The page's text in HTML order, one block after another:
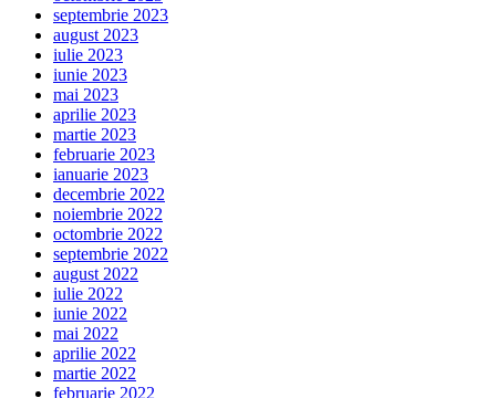
septembrie 2023
august 2023
iulie 2023
iunie 2023
mai 2023
aprilie 2023
martie 2023
februarie 2023
ianuarie 2023
decembrie 2022
noiembrie 2022
octombrie 2022
septembrie 2022
august 2022
iulie 2022
iunie 2022
mai 2022
aprilie 2022
martie 2022
februarie 2022